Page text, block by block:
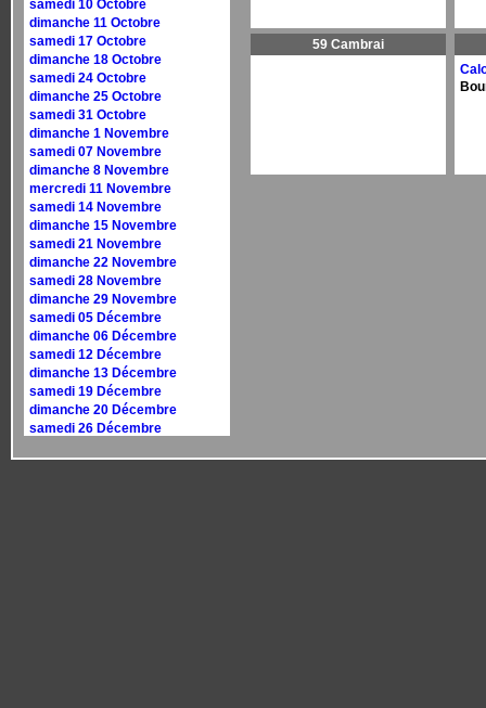
samedi 10 Octobre
dimanche 11 Octobre
samedi 17 Octobre
dimanche 18 Octobre
samedi 24 Octobre
dimanche 25 Octobre
samedi 31 Octobre
dimanche 1 Novembre
samedi 07 Novembre
dimanche 8 Novembre
mercredi 11 Novembre
samedi 14 Novembre
dimanche 15 Novembre
samedi 21 Novembre
dimanche 22 Novembre
samedi 28 Novembre
dimanche 29 Novembre
samedi 05 Décembre
dimanche 06 Décembre
samedi 12 Décembre
dimanche 13 Décembre
samedi 19 Décembre
dimanche 20 Décembre
samedi 26 Décembre
59 Cambrai